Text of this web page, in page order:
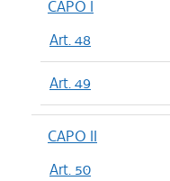
CAPO I
Art. 48
Art. 49
CAPO II
Art. 50